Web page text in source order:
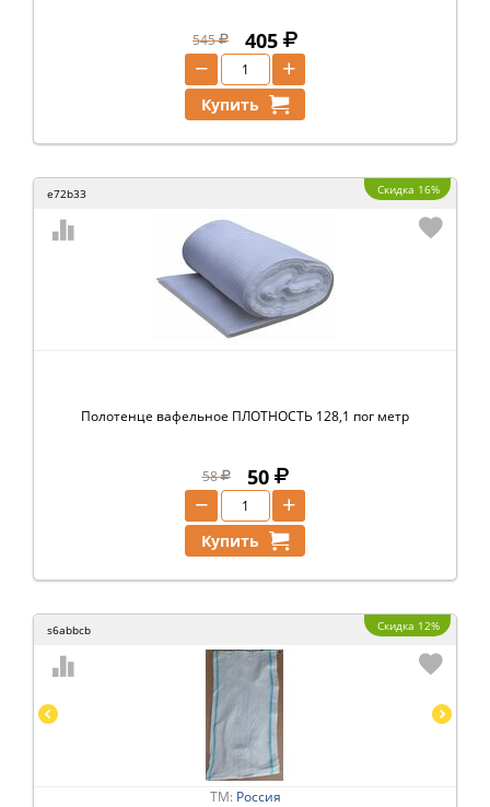
545 405
+
−
Купить
e72b33 Скидка 16%
Полотенце вафельное ПЛОТНОСТЬ 128,1 пог метр
58 50
+
−
Купить
s6abbcb Скидка 12%
ТМ: Россия